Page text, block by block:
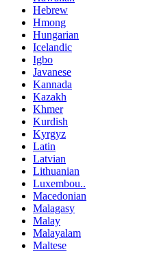
Hebrew
Hmong
Hungarian
Icelandic
Igbo
Javanese
Kannada
Kazakh
Khmer
Kurdish
Kyrgyz
Latin
Latvian
Lithuanian
Luxembou..
Macedonian
Malagasy
Malay
Malayalam
Maltese